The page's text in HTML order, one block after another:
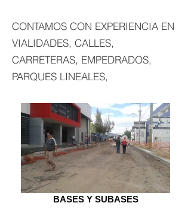
CONTAMOS CON EXPERIENCIA EN
VIALIDADES, CALLES,
CARRETERAS, EMPEDRADOS,
PARQUES LINEALES,
BASES Y SUBASES